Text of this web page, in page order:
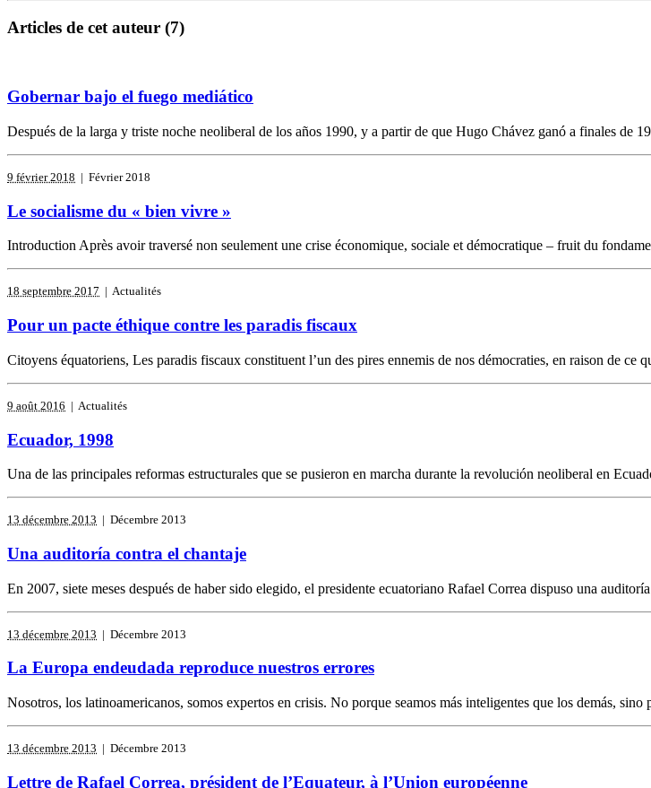
Articles de cet auteur (7)
Gobernar bajo el fuego mediático
Después de la larga y triste noche neoliberal de los años 1990, y a partir de que Hugo Chávez ganó a finales de
9 février 2018 | Février 2018
Le socialisme du « bien vivre »
Introduction Après avoir traversé non seulement une crise économique, sociale et démocratique – fruit du
18 septembre 2017 | Actualités
Pour un pacte éthique contre les paradis fiscaux
Citoyens équatoriens, Les paradis fiscaux constituent l’un des pires ennemis de nos démocraties, en raison de
9 août 2016 | Actualités
Ecuador, 1998
Una de las principales reformas estructurales que se pusieron en marcha durante la revolución neoliberal en
13 décembre 2013 | Décembre 2013
Una auditoría contra el chantaje
En 2007, siete meses después de haber sido elegido, el presidente ecuatoriano Rafael Correa dispuso una
13 décembre 2013 | Décembre 2013
La Europa endeudada reproduce nuestros errores
Nosotros, los latinoamericanos, somos expertos en crisis. No porque seamos más inteligentes que los demás,
13 décembre 2013 | Décembre 2013
Lettre de Rafael Correa, président de l’Equateur, à l’Union européenne